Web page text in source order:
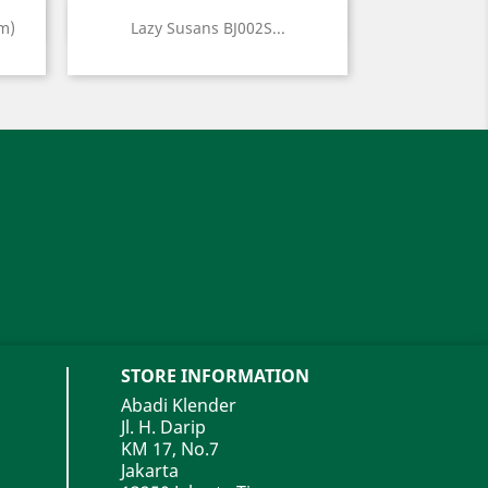
Lazy Susans BJ002S...
Quick view
STORE INFORMATION
Abadi Klender
Jl. H. Darip
KM 17, No.7
Jakarta